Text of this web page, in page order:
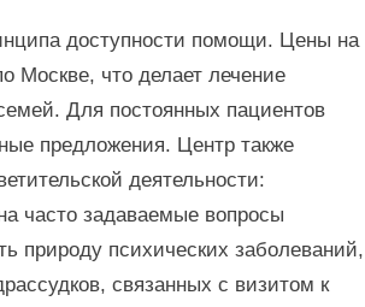
доступности помощи. Цены на
Москве, что делает лечение
Для постоянных пациентов
предложения. Центр также
деятельности:
часто задаваемые вопросы
природу психических заболеваний,
связанных с визитом к